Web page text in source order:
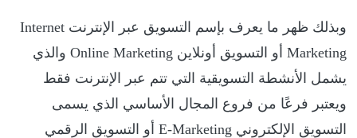
وبذلك ظهر ما يعرف بإسم التسويق عبر الإنترنت Internet
Marketing أو التسويق أونلاين Online Marketing والذي
يشمل الأنشطة التسويقية التي تتم عبر الإنترنت فقط
ويعتبر فرعًا من فروع المجال الأساسي الذي يسمى
التسويق الإلكتروني E-Marketing أو التسويق الرقمي